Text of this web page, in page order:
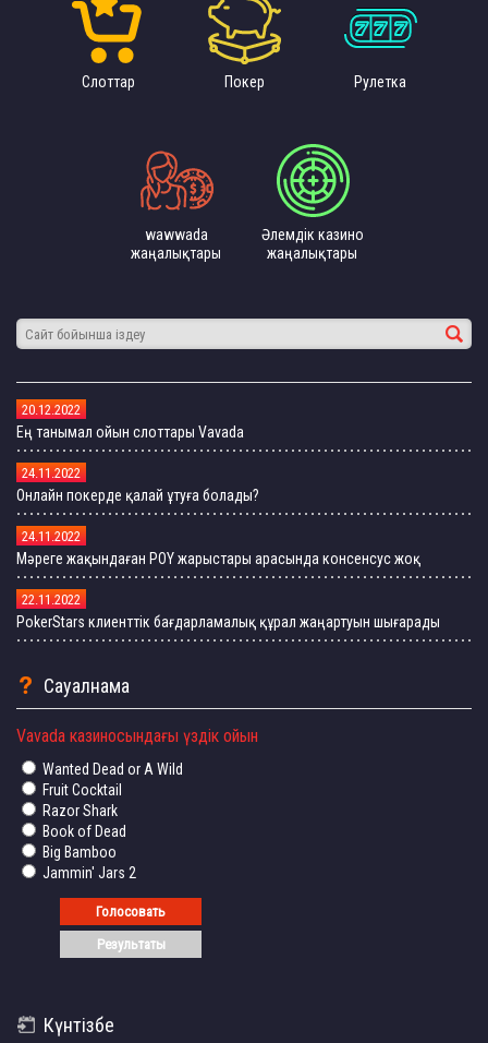
Слоттар Покер Рулетка
wawwada
жаңалықтары
Әлемдік казино
жаңалықтары
20.12.2022
Ең танымал ойын слоттары Vavada
24.11.2022
Онлайн покерде қалай ұтуға болады?
24.11.2022
Мәреге жақындаған POY жарыстары арасында консенсус жоқ
22.11.2022
PokerStars клиенттік бағдарламалық құрал жаңартуын шығарады
Сауалнама
Vavada казиносындағы үздік ойын
Wanted Dead or A Wild
Fruit Cocktail
Razor Shark
Book of Dead
Big Bamboo
Jammin' Jars 2
Күнтізбе